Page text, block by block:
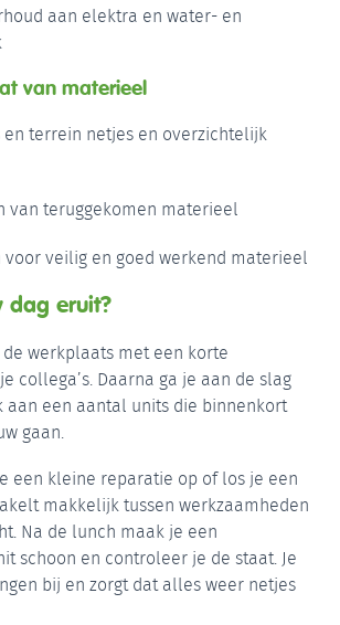
aan elektra en water- en
van materieel
terrein netjes en overzichtelijk
van teruggekomen materieel
voor veilig en goed werkend materieel
dag eruit?
de werkplaats met een korte
collega’s. Daarna ga je aan de slag
aan een aantal units die binnenkort
gaan.
een kleine reparatie op of los je een
makkelijk tussen werkzaamheden
Na de lunch maak je een
schoon en controleer je de staat. Je
bij en zorgt dat alles weer netjes